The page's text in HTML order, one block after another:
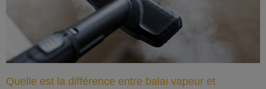
Quelle est la différence entre balai vapeur et